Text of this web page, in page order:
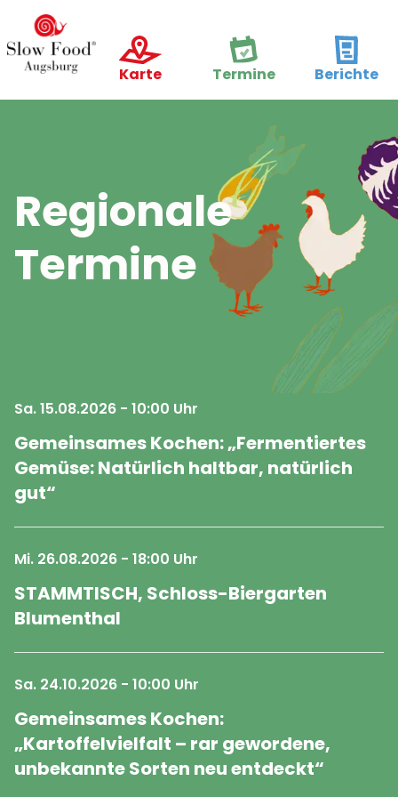
Karte Termine Berichte
Regionale
Termine
Sa. 15.08.2026 - 10:00 Uhr
Gemeinsames Kochen: „Fermentiertes
Gemüse: Natürlich haltbar, natürlich
gut“
Mi. 26.08.2026 - 18:00 Uhr
STAMMTISCH, Schloss-Biergarten
Blumenthal
Sa. 24.10.2026 - 10:00 Uhr
Gemeinsames Kochen:
„Kartoffelvielfalt – rar gewordene,
unbekannte Sorten neu entdeckt“